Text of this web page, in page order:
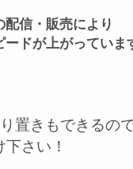
信・販売により
ドが上がっていま
置きもできるの
さい！